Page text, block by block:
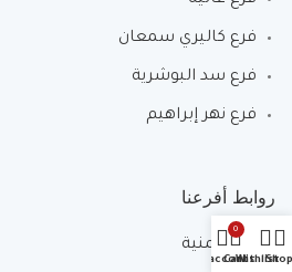
فرع كاليري سمعان
فرع سد البوشرية
فرع نهر إبراهيم
روابط أفرعنا
فرع المنية
Wishlist
0
Cart
My account